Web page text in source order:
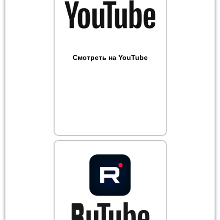
Смотреть на YouTube